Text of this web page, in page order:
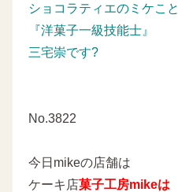
ショコラティエのミケこと
『洋菓子一級技能士』
三宅崇です?
No.3822
今日mikeの店舗は
ケーキ店菓子工房mikeは